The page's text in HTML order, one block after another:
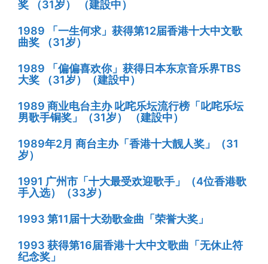
奖 （31岁） （建設中）
1989 「一生何求」获得第12届香港十大中文歌
曲奖 （31岁）
1989 「偏偏喜欢你」获得日本东京音乐界TBS
大奖 （31岁）（建設中）
1989 商业电台主办 叱咤乐坛流行榜「叱咤乐坛
男歌手铜奖」（31岁） （建設中）
1989年2月 商台主办「香港十大靓人奖」（31
岁）
1991 广州市「十大最受欢迎歌手」（4位香港歌
手入选）（33岁）
1993 第11届十大劲歌金曲「荣誉大奖」
1993 获得第16届香港十大中文歌曲「无休止符
纪念奖」